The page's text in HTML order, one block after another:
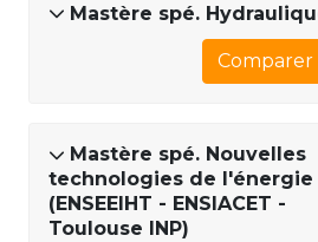
Mastère spé.
Comparer
Mastère spé. Nouvelles
technologies de l'énergie
(ENSEEIHT - ENSIACET -
Toulouse INP)